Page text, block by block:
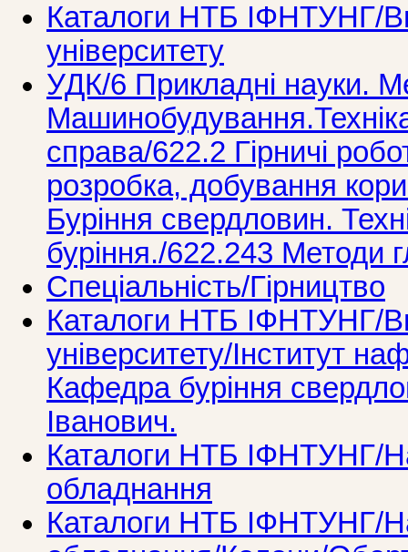
Каталоги НТБ ІФНТУНГ/
університету
УДК/6 Прикладнi науки.
справа/622.2 Гірничі
розробка, добування
Буріння свердловин.
буріння./622.243 Методи
Спеціальність/Гірництво
Каталоги НТБ ІФНТУНГ/
університету/Інститут
Кафедра буріння
Іванович.
Каталоги НТБ ІФНТУНГ/
обладнання
Каталоги НТБ ІФНТУНГ/